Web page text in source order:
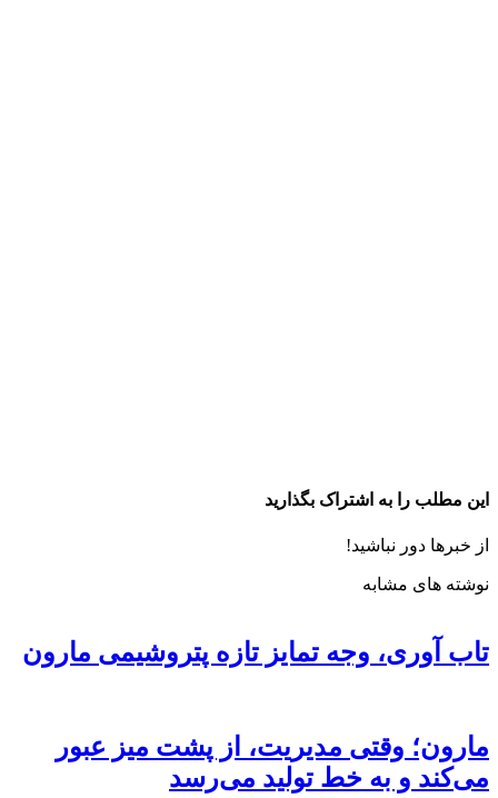
این مطلب را به اشتراک بگذارید
از خبرها دور نباشید!
نوشته های مشابه
تاب آوری، وجه تمایز تازه پتروشیمی مارون
مارون؛ وقتی مدیریت، از پشت میز عبور
می‌کند و به خط تولید می‌رسد